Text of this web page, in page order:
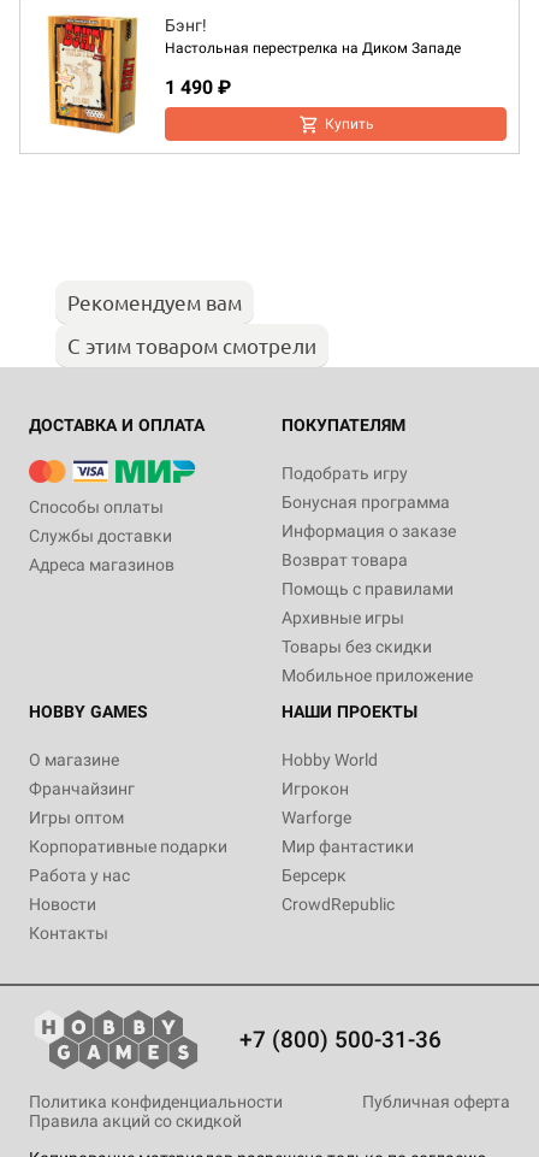
Бэнг!
Настольная перестрелка на Диком Западе
1 490 ₽
Купить
Рекомендуем вам
С этим товаром смотрели
ДОСТАВКА И ОПЛАТА
Способы оплаты
Службы доставки
Адреса магазинов
ПОКУПАТЕЛЯМ
Подобрать игру
Бонусная программа
Информация о заказе
Возврат товара
Помощь с правилами
Архивные игры
Товары без скидки
Мобильное приложение
HOBBY GAMES
О магазине
Франчайзинг
Игры оптом
Корпоративные подарки
Работа у нас
Новости
Контакты
НАШИ ПРОЕКТЫ
Hobby World
Игрокон
Warforge
Мир фантастики
Берсерк
CrowdRepublic
+7 (800) 500-31-36
Политика конфиденциальности
Публичная оферта
Правила акций со скидкой